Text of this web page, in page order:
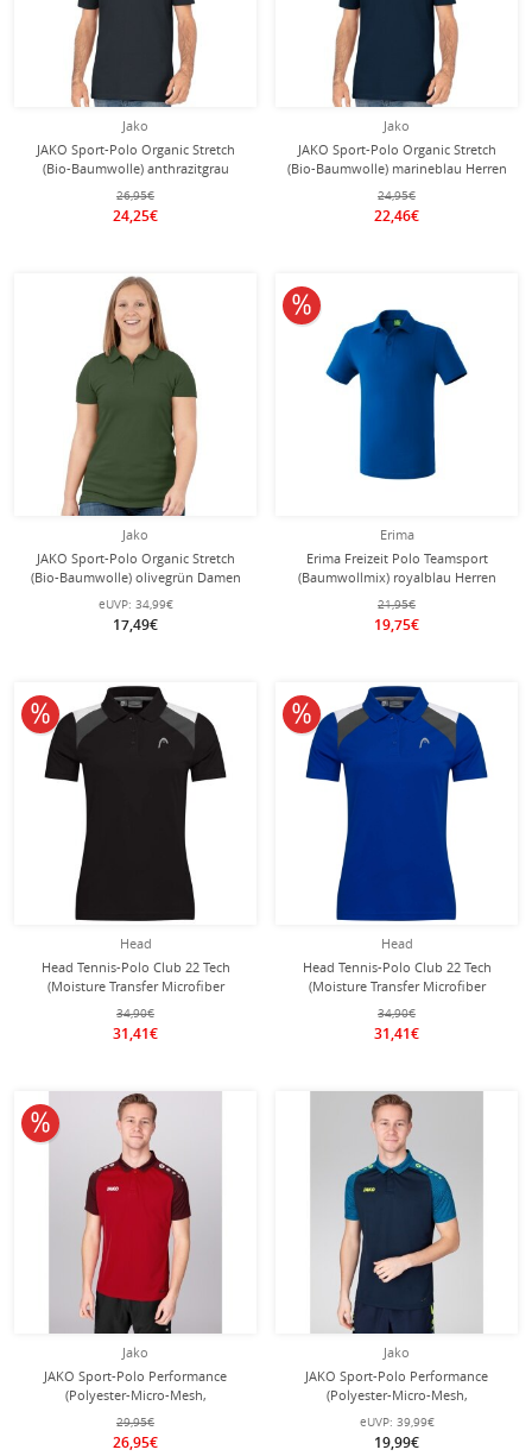
Jako
JAKO Sport-Polo Organic Stretch
(Bio-Baumwolle) anthrazitgrau
Herren
26,95€
24,25€
Jako
JAKO Sport-Polo Organic Stretch
(Bio-Baumwolle) marineblau Herren
24,95€
22,46€
Jako
JAKO Sport-Polo Organic Stretch
(Bio-Baumwolle) olivegrün Damen
eUVP: 34,99€
17,49€
Erima
Erima Freizeit Polo Teamsport
(Baumwollmix) royalblau Herren
21,95€
19,75€
10% reduziert
Head
Head Tennis-Polo Club 22 Tech
(Moisture Transfer Microfiber
Technologie) schwarz Damen
34,90€
31,41€
10% reduziert
Head
Head Tennis-Polo Club 22 Tech
(Moisture Transfer Microfiber
Technologie) royalblau Damen
34,90€
31,41€
10% reduziert
Jako
JAKO Sport-Polo Performance
(Polyester-Micro-Mesh,
atmungsaktiv, schnelltrocknend)
rot/schwarz Herren
29,95€
26,95€
10% reduziert
Jako
JAKO Sport-Polo Performance
(Polyester-Micro-Mesh,
atmungsaktiv, schnelltrocknend)
marineblau/hellblau Herren
eUVP: 39,99€
19,99€